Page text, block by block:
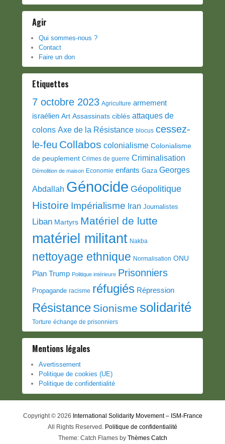
Agir
Qui sommes-nous ?
Contact
Faire un don
Etiquettes
7 octobre 2023 Agriculture armement
israélien Art Assassinats ciblés attaques de
colons Axe de la Résistance blocus cessez-
le-feu Collabos colonialisme Colonialisme
de peuplement Crimes de guerre Criminalisation
Démolition de maison Economie enfants Gaza Georges
Abdallah Génocide Géopolitique
Histoire Impérialisme Iran Journalistes
Liban Martyrs Matériel de lutte
matériel militant Nakba
nettoyage ethnique Normalisation ONU
Plan Trump Politique intérieure Prisonniers
Propagande racisme réfugiés Répression
Résistance Sionisme solidarité
Torture échange de prisonniers
Mentions légales
Avertissement
Politique de cookies (UE)
Politique de confidentialité
Copyright © 2026 International Solidarity Movement – ISM-France
All Rights Reserved. Politique de confidentialité
Theme: Catch Flames by Thèmes Catch